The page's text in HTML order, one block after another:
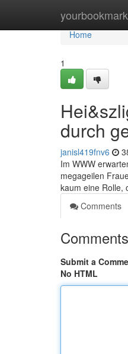
Home
Home
1
durch
janisl419fnv6
Im WWW
megageilen
kaum eine Rolle,
Comments
Comments
Submit a
No HTML